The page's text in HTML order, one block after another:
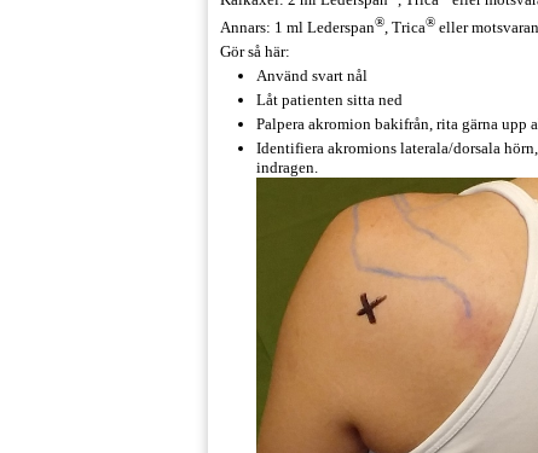
Annars: 1 ml Lederspan®, Trica® eller
Gör så här:
Använd svart nål
Låt patienten sitta ned
Palpera akromion bakifrån, rita gärna upp
Identifiera akromions laterala/dorsala
indragen.